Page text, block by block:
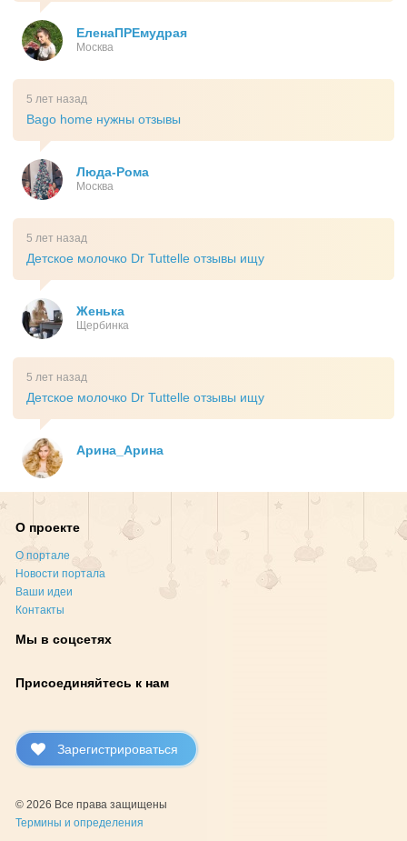
ЕленаПРЕмудрая
Москва
5 лет назад
Bago home нужны отзывы
Люда-Рома
Москва
5 лет назад
Детское молочко Dr Tuttelle отзывы ищу
Женька
Щербинка
5 лет назад
Детское молочко Dr Tuttelle отзывы ищу
Арина_Арина
О проекте
О портале
Новости портала
Ваши идеи
Контакты
Мы в соцсетях
Присоединяйтесь к нам
Зарегистрироваться
© 2026 Все права защищены
Термины и определения